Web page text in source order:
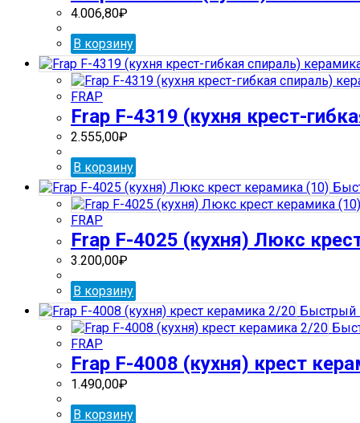
4.006,80₽
В корзину
FRAP
Frap F-4319 (кухня крест-
2.555,00₽
В корзину
FRAP
Frap F-4025 (кухня) Люкс
3.200,00₽
В корзину
Быстрый
FRAP
Frap F-4008 (кухня) крест
1.490,00₽
В корзину